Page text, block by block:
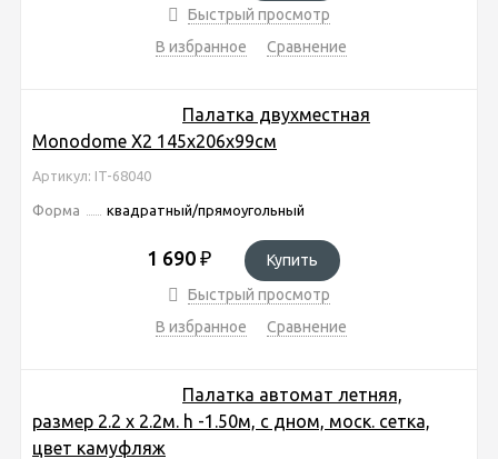
Быстрый просмотр
В избранное
Сравнение
Палатка двухместная
Monodome Х2 145х206х99см
Артикул: IT-68040
Форма квадратный/прямоугольный
1 690 ₽
Купить
Быстрый просмотр
В избранное
Сравнение
Палатка автомат летняя,
размер 2.2 х 2.2м. h -1.50м, с дном, моск. сетка,
цвет камуфляж